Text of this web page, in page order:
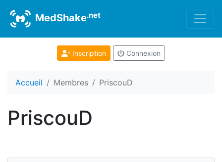
MedShake.net
Inscription Connexion
Accueil Membres PriscouD
PriscouD